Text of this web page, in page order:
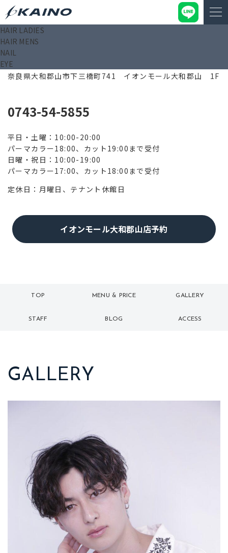
HAIR LADIES
HAIR MENS
NAIL
EYE639-1101
奈良県大和郡山市下三橋町741 イオンモール大和郡山 1F
0743-54-5855
平日・土曜：10:00-20:00
パーマカラー18:00、カット19:00まで受付
日曜・祝日：10:00-19:00
パーマカラー17:00、カット18:00まで受付
定休日：月曜日、テナント休館日
イオンモール大和郡山店予約
TOP
トップ
MENU & PRICE
メニュー
GALLERY
ギャラリー
STAFF BLOG ACCESS
GALLERY